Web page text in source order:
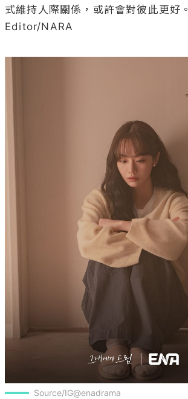
式維持人際關係，或許會對彼此更好。
Editor/NARA
Source/IG@enadrama